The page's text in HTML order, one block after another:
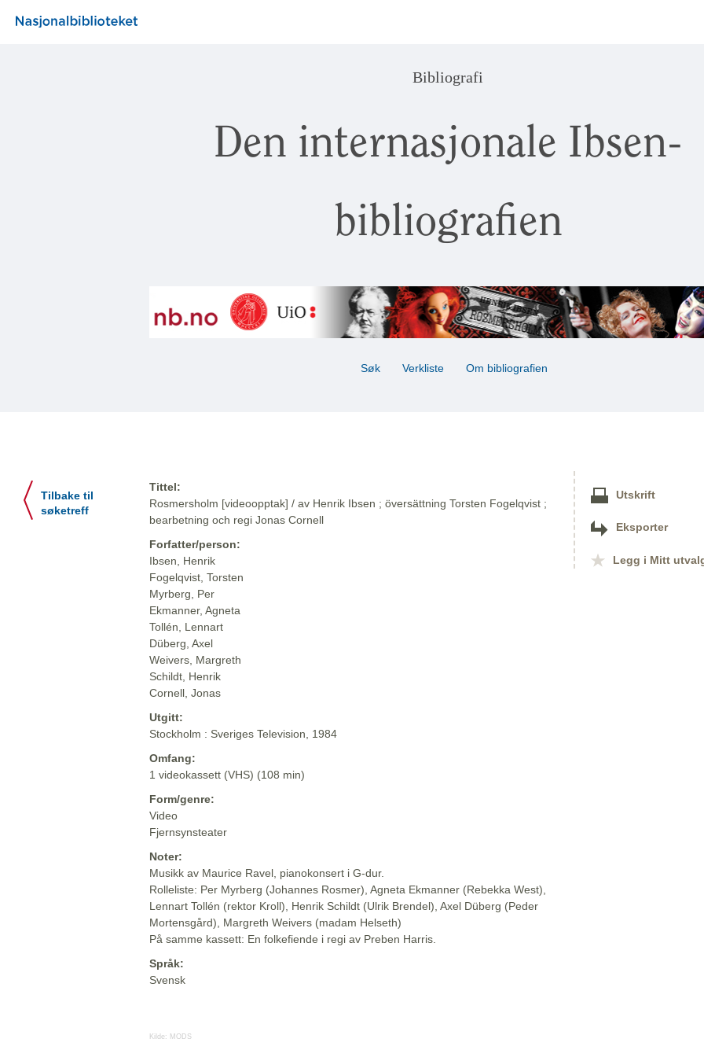
Bibliografi
Den internasjonale Ibsen-
bibliografien
Søk Verkliste Om bibliografien
Tilbake til
søketreff
Tittel:
Rosmersholm [videoopptak] / av Henrik Ibsen ; översättning Torsten Fogelqvist ;
bearbetning och regi Jonas Cornell
Forfatter/person:
Ibsen, Henrik
Fogelqvist, Torsten
Myrberg, Per
Ekmanner, Agneta
Tollén, Lennart
Düberg, Axel
Weivers, Margreth
Schildt, Henrik
Cornell, Jonas
Utgitt:
Stockholm : Sveriges Television, 1984
Omfang:
1 videokassett (VHS) (108 min)
Form/genre:
Video
Fjernsynsteater
Noter:
Musikk av Maurice Ravel, pianokonsert i G-dur.
Rolleliste: Per Myrberg (Johannes Rosmer), Agneta Ekmanner (Rebekka West),
Lennart Tollén (rektor Kroll), Henrik Schildt (Ulrik Brendel), Axel Düberg (Peder
Mortensgård), Margreth Weivers (madam Helseth)
På samme kassett: En folkefiende i regi av Preben Harris.
Språk:
Svensk
Kilde: MODS
Utskrift
Eksporter
Legg i Mitt